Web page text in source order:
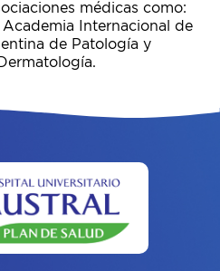
médicas como:
Internacional de
de Patología y